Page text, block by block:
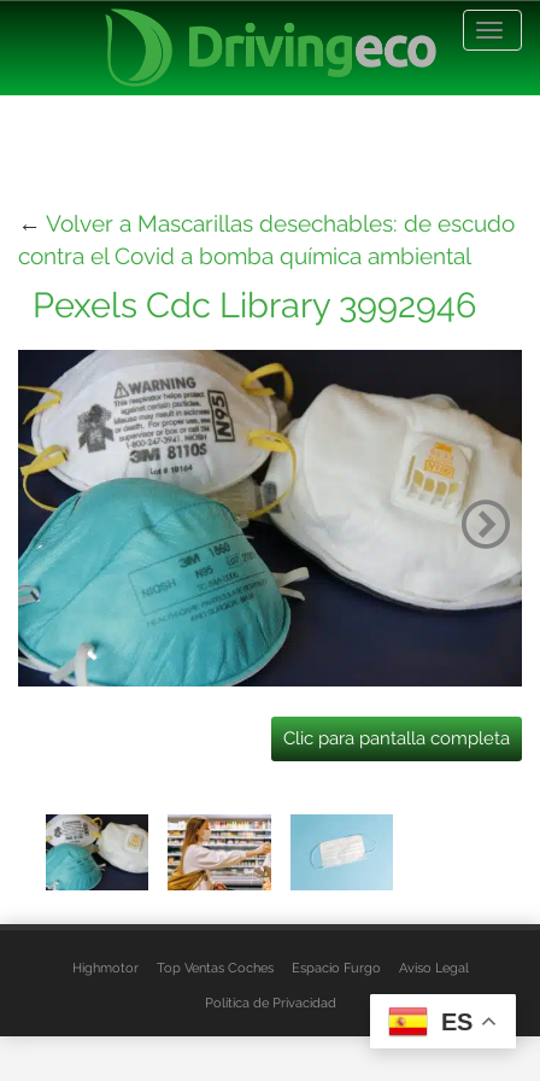
← Volver a Mascarillas desechables: de escudo
contra el Covid a bomba química ambiental
Pexels Cdc Library 3992946
Clic para pantalla completa
Highmotor Top Ventas Coches Espacio Furgo Aviso Legal
Política de Privacidad
ES